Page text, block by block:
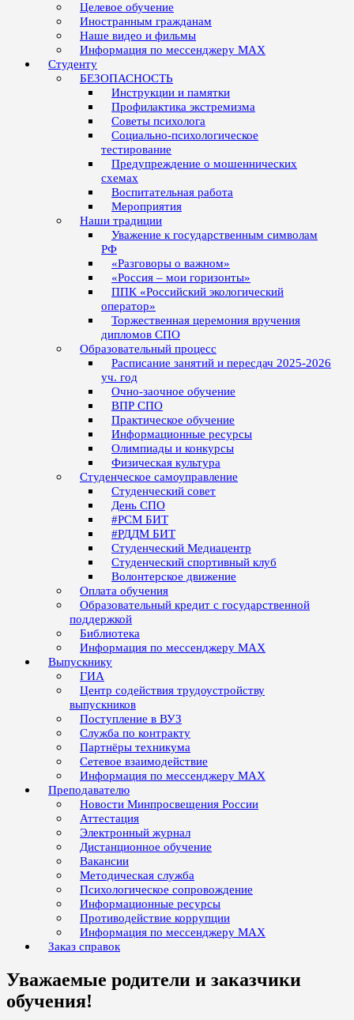
Целевое обучение
Иностранным гражданам
Наше видео и фильмы
Информация по мессенджеру MAX
Студенту
БЕЗОПАСНОСТЬ
Инструкции и памятки
Профилактика экстремизма
Советы психолога
Социально-психологическое
тестирование
Предупреждение о мошеннических
схемах
Воспитательная работа
Мероприятия
Наши традиции
Уважение к государственным символам
РФ
«Разговоры о важном»
«Россия – мои горизонты»
ППК «Российский экологический
оператор»
Торжественная церемония вручения
дипломов СПО
Образовательный процесс
Расписание занятий и пересдач 2025-2026
уч. год
Очно-заочное обучение
ВПР СПО
Практическое обучение
Информационные ресурсы
Олимпиады и конкурсы
Физическая культура
Студенческое самоуправление
Студенческий совет
День СПО
#РСМ БИТ
#РДДМ БИТ
Студенческий Медиацентр
Студенческий спортивный клуб
Волонтерское движение
Оплата обучения
Образовательный кредит с государственной
поддержкой
Библиотека
Информация по мессенджеру MAX
Выпускнику
ГИА
Центр содействия трудоустройству
выпускников
Поступление в ВУЗ
Служба по контракту
Партнёры техникума
Сетевое взаимодействие
Информация по мессенджеру MAX
Преподавателю
Новости Минпросвещения России
Аттестация
Электронный журнал
Дистанционное обучение
Вакансии
Методическая служба
Психологическое сопровождение
Информационные ресурсы
Противодействие коррупции
Информация по мессенджеру MAX
Заказ справок
Уважаемые родители и заказчики
обучения!